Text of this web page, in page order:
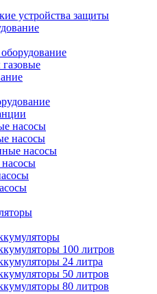
устройства защиты
насосы
насосы
насосы
100 литров
24 литра
50 литров
80 литров